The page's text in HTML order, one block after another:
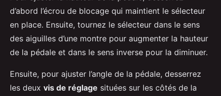
d’abord l’écrou de blocage qui maintient le sélecteur
en place. Ensuite, tournez le sélecteur dans le sens
des aiguilles d’une montre pour augmenter la hauteur
de la pédale et dans le sens inverse pour la diminuer.
Ensuite, pour ajuster l’angle de la pédale, desserrez
les deux vis de réglage situées sur les côtés de la